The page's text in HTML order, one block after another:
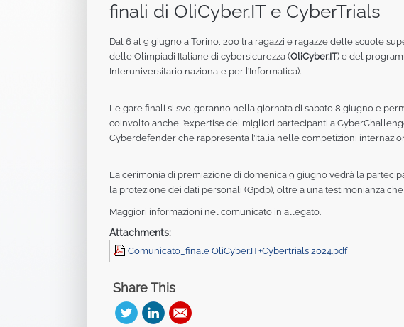
finali di OliCyber.IT e CyberTrials
Dal 6 al 9 giugno a Torino, 200 tra ragazzi e ragazze delle scuole
delle Olimpiadi Italiane di cybersicurezza (OliCyber.IT) e del
Interuniversitario nazionale per l’Informatica).
Le gare finali si svolgeranno nella giornata di sabato 8 giugno e
coinvolto anche l’expertise dei migliori partecipanti a
Cyberdefender che rappresenta l’Italia nelle competizioni
La cerimonia di premiazione di domenica 9 giugno vedrà la
la protezione dei dati personali (Gpdp), oltre a una testimonianza
Maggiori informazioni nel comunicato in allegato.
Attachments:
Comunicato_finale OliCyber.IT+Cybertrials 2024.pdf
Share This